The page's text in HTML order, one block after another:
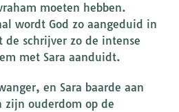
moeten hebben.
wordt God zo aangeduid in
schrijver zo de intense
met Sara aanduidt.
en Sara baarde aan
zijn ouderdom op de